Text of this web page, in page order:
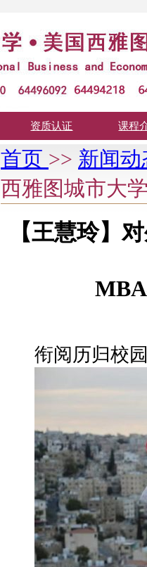
资质认证 课程
首页 >> 新闻
西雅图城市大
【王慧玲】
衔阅历归校